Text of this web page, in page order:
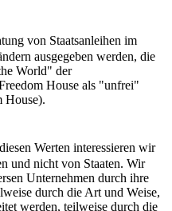
von Staatsanleihen im
ausgegeben werden, die
World" der
House als "unfrei"
House).
Werten interessieren wir
und nicht von Staaten. Wir
Unternehmen durch ihre
durch die Art und Weise,
werden, teilweise durch die